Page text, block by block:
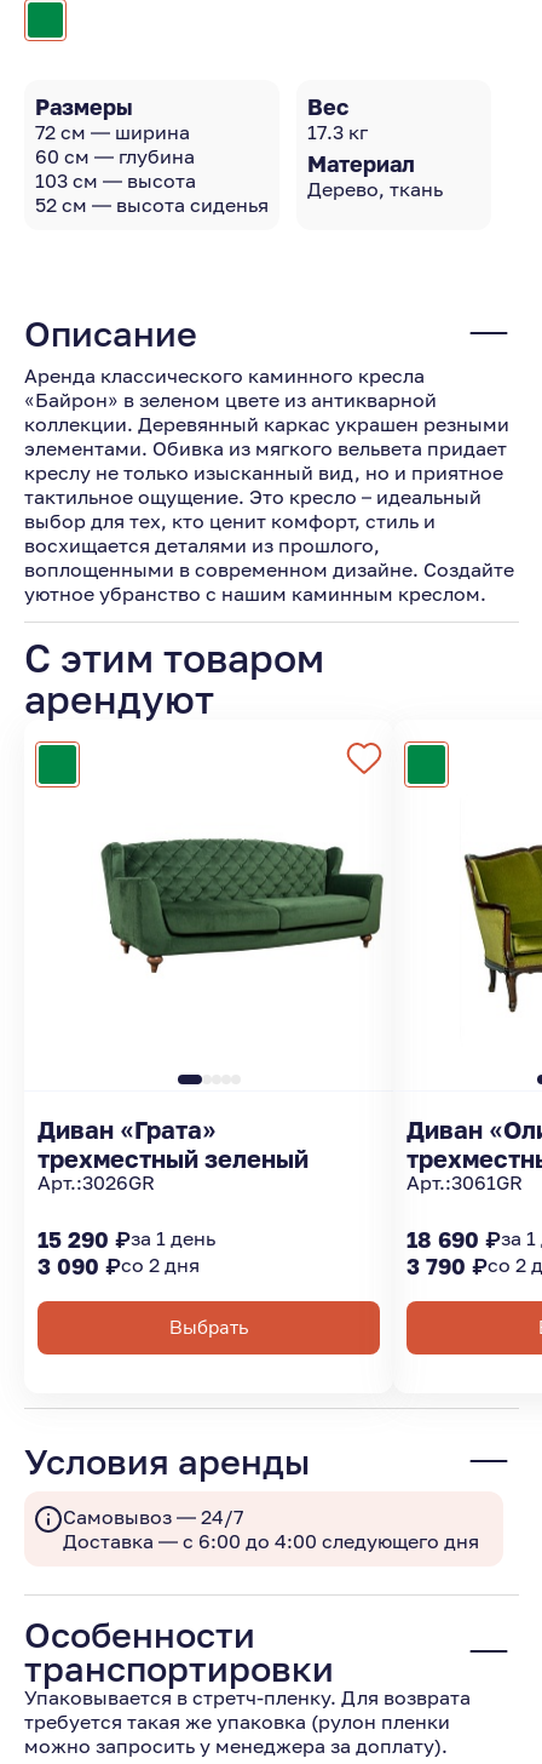
Размеры
72 см — ширина
60 см — глубина
103 см — высота
52 см — высота сиденья
Вес
17.3 кг
Материал
Дерево, ткань
Описание
Аренда классического каминного кресла
«Байрон» в зеленом цвете из антикварной
коллекции. Деревянный каркас украшен резными
элементами. Обивка из мягкого вельвета придает
креслу не только изысканный вид, но и приятное
тактильное ощущение. Это кресло – идеальный
выбор для тех, кто ценит комфорт, стиль и
восхищается деталями из прошлого,
воплощенными в современном дизайне. Создайте
уютное убранство с нашим каминным креслом.
С этим товаром
арендуют
Диван «Грата»
трехместный зеленый
Арт.:3026GR
15 290 ₽за 1 день
3 090 ₽со 2 дня
Выбрать
Диван
Арт.:3061GR
18 690 ₽за
3 790 ₽со 2
Условия аренды
Самовывоз — 24/7
Доставка — с 6:00 до 4:00 следующего дня
Особенности
транспортировки
Упаковывается в стретч-пленку. Для возврата
требуется такая же упаковка (рулон пленки
можно запросить у менеджера за доплату).